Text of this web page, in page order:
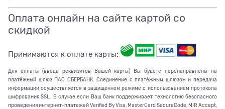
Оплата онлайн на сайте картой со
скидкой
Принимаются к оплате карты:
Для оплаты (ввода реквизитов Вашей карты) Вы будете перенаправлены на
платёжный шлюз ПАО СБЕРБАНК. Соединение с платёжным шлюзом и передача
информации осуществляется в защищённом режиме с использованием протокола
шифрования SSL. В случае если Ваш банк поддерживает технологию безопасного
проведения интернет-платежей Verified By Visa, MasterCard SecureCode, MIR Accept,